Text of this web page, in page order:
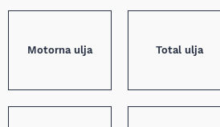
Motorna ulja Total ulja